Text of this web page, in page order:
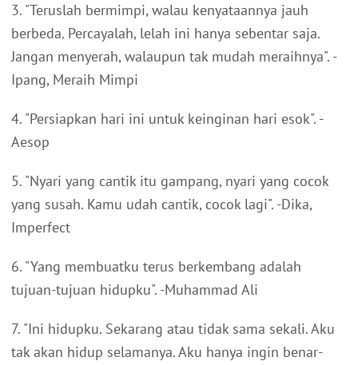
3. "Teruslah bermimpi, walau kenyataannya jauh
berbeda. Percayalah, lelah ini hanya sebentar saja.
Jangan menyerah, walaupun tak mudah meraihnya". -
Ipang, Meraih Mimpi
4. "Persiapkan hari ini untuk keinginan hari esok". -
Aesop
5. "Nyari yang cantik itu gampang, nyari yang cocok
yang susah. Kamu udah cantik, cocok lagi". -Dika,
Imperfect
6. "Yang membuatku terus berkembang adalah
tujuan-tujuan hidupku". -Muhammad Ali
7. "Ini hidupku. Sekarang atau tidak sama sekali. Aku
tak akan hidup selamanya. Aku hanya ingin benar-